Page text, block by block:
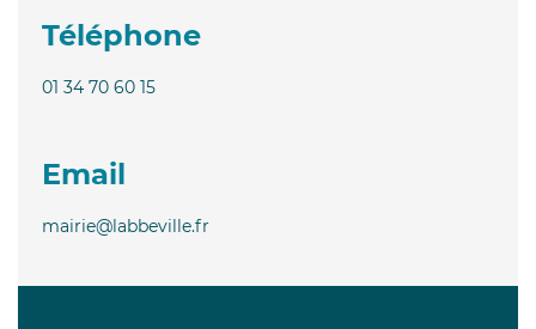
Téléphone
01 34 70 60 15
Email
mairie@labbeville.fr